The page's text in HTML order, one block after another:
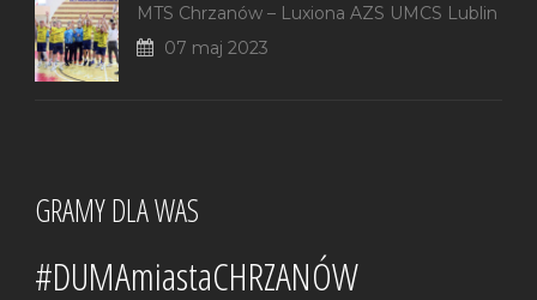
MTS Chrzanów – Luxiona AZS UMCS Lublin
07 maj 2023
GRAMY DLA WAS
#DUMAmiastaCHRZANÓW